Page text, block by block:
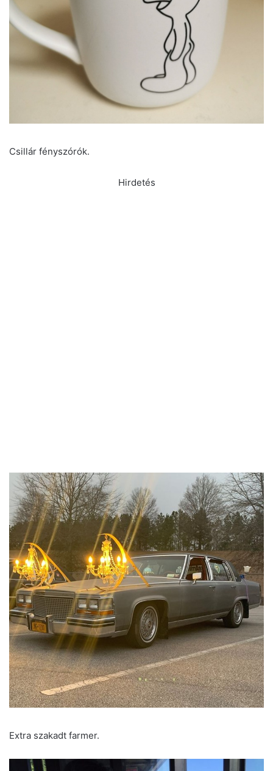
Csillár fényszórók.
Hirdetés
Extra szakadt farmer.